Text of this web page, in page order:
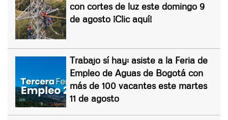
con cortes de luz este domingo 9
de agosto ¡Clic aquí!
Trabajo sí hay: asiste a la Feria de
Empleo de Aguas de Bogotá con
más de 100 vacantes este martes
11 de agosto